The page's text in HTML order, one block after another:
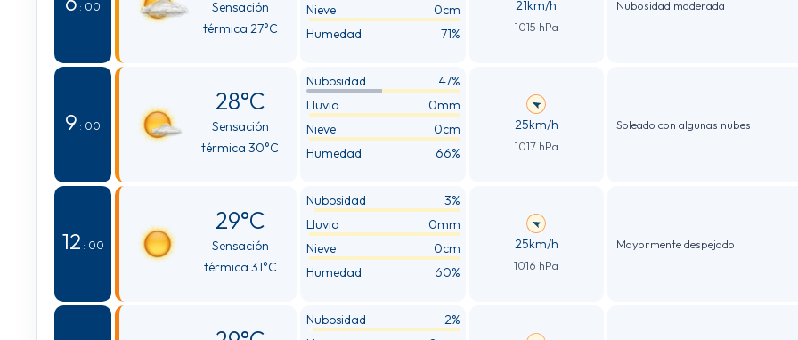
: 00
Sensación
térmica 27°C
Nieve
0cm
Humedad
71%
21km/h
1015 hPa
Nubosidad moderada
9 : 00
28°C
Sensación
térmica 30°C
Nubosidad
47%
Lluvia
0mm
Nieve
0cm
Humedad
66%
25km/h
1017 hPa
Soleado con algunas nubes
12 : 00
29°C
Sensación
térmica 31°C
Nubosidad
3%
Lluvia
0mm
Nieve
0cm
Humedad
60%
25km/h
1016 hPa
Mayormente despejado
Nubosidad
2%